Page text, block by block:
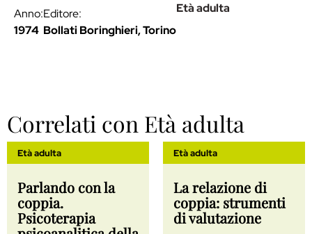
Anno:
1974
Editore:
Bollati Boringhieri, Torino
Età adulta
Correlati con Età adulta
Età adulta
Parlando con la
coppia.
Psicoterapia
Età adulta
La relazione di
coppia: strumenti
di valutazione